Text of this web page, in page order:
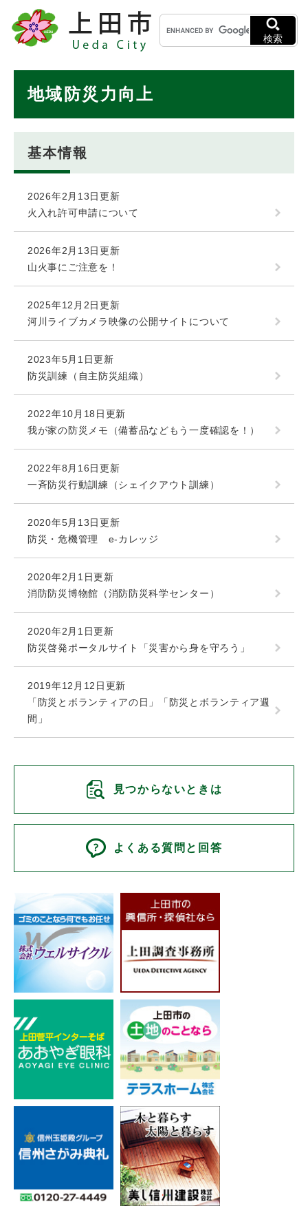
メニューを飛ばして本文へ
キ
ー
ワ
検索
地域防災力向上
基本情報
2026年2月13日更新
火入れ許可申請について
2026年2月13日更新
山火事にご注意を！
2025年12月2日更新
河川ライブカメラ映像の公開サイトについて
2023年5月1日更新
防災訓練（自主防災組織）
2022年10月18日更新
我が家の防災メモ（備蓄品などもう一度確認を！）
2022年8月16日更新
一斉防災行動訓練（シェイクアウト訓練）
2020年5月13日更新
防災・危機管理 e-カレッジ
2020年2月1日更新
消防防災博物館（消防防災科学センター）
2020年2月1日更新
防災啓発ポータルサイト「災害から身を守ろう」
2019年12月12日更新
「防災とボランティアの日」「防災とボランティア週
間」
見つからないときは
よくある質問と回答